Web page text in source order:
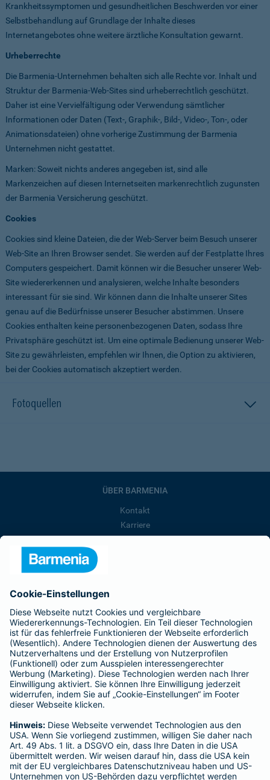
Krankheitssymptomen und gesundheitlichen Beschwerden vor einer
Selbstbehandlung auf Grundlage der Inhalte dieses
Internetangebotes ohne weitere ärztliche Konsultation gewarnt.
Urheberrechte
Die Barmenia-Unternehmen behalten sich alle Rechte vor. Inhalt und
Struktur der Barmenia-Web-Sites sind urheberrechtlich geschützt.
Daher ist eine Vervielfältigung oder Verwendung sämtlicher
Informationen oder Daten (Text-, Graphik-, Bild-, Video-, Ton-, oder
Animationsdateien) ohne vorherige Zustimmung der Barmenia
Unternehmen nicht gestattet.
Marken: Soweit nichts anderes angegeben ist, sind alle
Markenzeichen auf diesen Internetseiten markenrechtlich zugunsten
der Barmenia Versicherung geschützt.
Cookies
Cookies sind kleine Dateien, die der Web-Server beim Besuch unserer
Web-Site an Ihren Browser sendet. Sie werden auf der Festplatte Ihres
Computers gespeichert. Damit können wir die Besucher unserer Web-
Site wiedererkennen und analysieren, welche Inhalte besonders
interessant für sie sind. Wir können dann die Inhalte unserer Sites
genau auf die Bedürfnisse unserer Besucher abstimmen. Unsere
Cookies enthalten keine personenbezogenen Daten, sodass Ihre
Privatsphäre geschützt ist. Um eine optimale Bedienung unserer Web-
Site zu gewährleisten, empfehlen wir Ihnen, die Option zu aktivieren,
bei der Cookies automatisch akzeptiert werden.
Fotoquellen
ÜBER BARMENIA
Kontakt
Karriere
Barmenia ist Teil der BarmeniaGothaer
BELIEBTE SEITEN
Kranken-Zusatzversicherung
Tierversicherungen
Haftpflichtversicherung
Hausratversicherung
Adresse ändern
Schaden melden
Kilometerstandsmeldung
Serviceübersicht